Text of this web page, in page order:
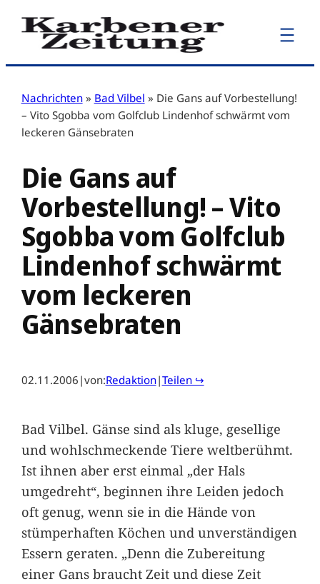
Zum
Inhalt
Nachrichten » Bad Vilbel » Die Gans auf Vorbestellung!
– Vito Sgobba vom Golfclub Lindenhof schwärmt vom
leckeren Gänsebraten
Die Gans auf
Vorbestellung! – Vito
Sgobba vom Golfclub
Lindenhof schwärmt
vom leckeren
Gänsebraten
02.11.2006 |von:Redaktion|Teilen ↪
Bad Vilbel. Gänse sind als kluge, gesellige
und wohlschmeckende Tiere weltberühmt.
Ist ihnen aber erst einmal „der Hals
umgedreht“, beginnen ihre Leiden jedoch
oft genug, wenn sie in die Hände von
stümperhaften Köchen und unverständigen
Essern geraten. „Denn die Zubereitung
einer Gans braucht Zeit und diese Zeit